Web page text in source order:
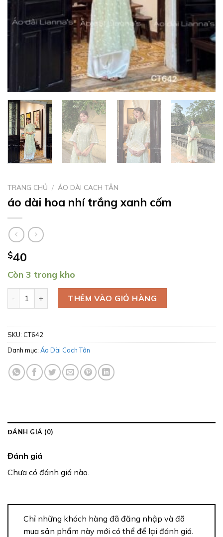
TRANG CHỦ / ÁO DÀI CACH TÂN
áo dài hoa nhí trắng xanh cốm
$40
Còn 3 trong kho
áo dài hoa nhí trắng xanh cốm số lượng
THÊM VÀO GIỎ HÀNG
SKU: CT642
Danh mục: Áo Dài Cach Tân
ĐÁNH GIÁ (0)
Đánh giá
Chưa có đánh giá nào.
Chỉ những khách hàng đã đăng nhập và đã
mua sản phẩm này mới có thể để lại đánh giá.